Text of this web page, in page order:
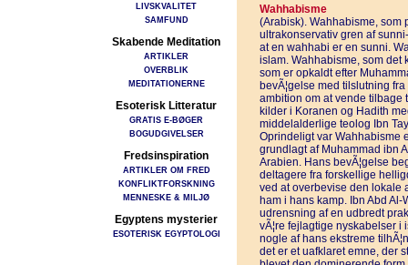
LIVSKVALITET
SAMFUND
Skabende Meditation
ARTIKLER
OVERBLIK
MEDITATIONERNE
Esoterisk Litteratur
GRATIS E-BØGER
BOGUDGIVELSER
Fredsinspiration
ARTIKLER OM FRED
KONFLIKTFORSKNING
MENNESKE & MILJØ
Egyptens mysterier
ESOTERISK EGYPTOLOGI
Wahhabisme
(Arabisk). Wahhabisme, som
ultrakonservativ gren af
at en wahhabi er en sunni.
islam. Wahhabisme, som det
som er opkaldt efter
bevÃ¦gelse med tilslutning
ambition om at vende tilbage
kilder i Koranen og Hadith
middelalderlige teolog Ibn
Oprindeligt var Wahhabisme
grundlagt af Muhammad ibn
Arabien. Hans bevÃ¦gelse
deltagere fra forskellige
ved at overbevise den lokale
ham i hans kamp. Ibn Abd
udrensning af en udbredt
vÃ¦re fejlagtige nyskabelser i
nogle af hans ekstreme
det er et uafklaret emne, der